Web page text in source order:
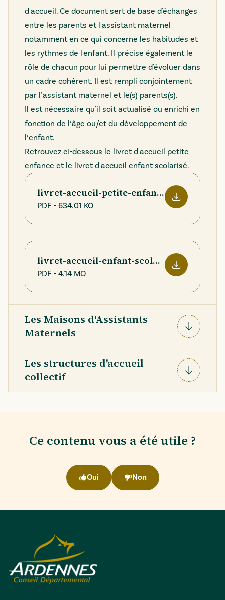
d'accueil. Ce document sert de base d'échanges
entre les parents et l'assistant maternel
notamment en ce qui concerne les habitudes et
les rythmes de l'enfant. Il précise également le
rôle de chacun pour lui permettre d'évoluer dans
un cadre cohérent. Il est rempli conjointement
par l’assistant maternel et le(s) parents(s).
Il est nécessaire qu'il soit actualisé ou enrichi en
fonction de l’âge ou/et du développement de
l’enfant.
Retrouvez ci-dessous le livret d'accueil petite
enfance et le livret d'accueil enfant scolarisé.
livret-accueil-petite-enfance.pdf
PDF - 634.01 KO Télécharger le
livret-accueil-enfant-scolarise.pdf
PDF - 4.14 MO Télécharger le
Les Maisons d'Assistants
Maternels
Déplier
Les structures d'accueil
collectif
Déplier
Ce contenu vous a été utile ?
Oui Non